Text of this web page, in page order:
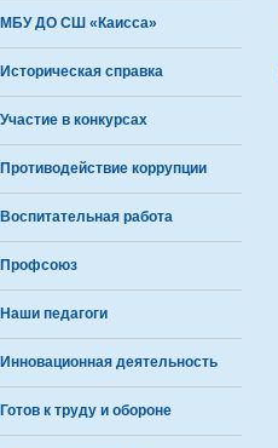
МБУ ДО СШ «Каисса»
Историческая справка
Участие в конкурсах
Противодействие коррупции
Воспитательная работа
Профсоюз
Наши педагоги
Инновационная деятельность
Готов к труду и обороне